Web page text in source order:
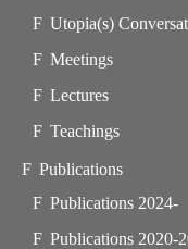
Utopia(s)
Meetings
Lectures
Teachings
Publications
Publications 2024-
Publications 2020-